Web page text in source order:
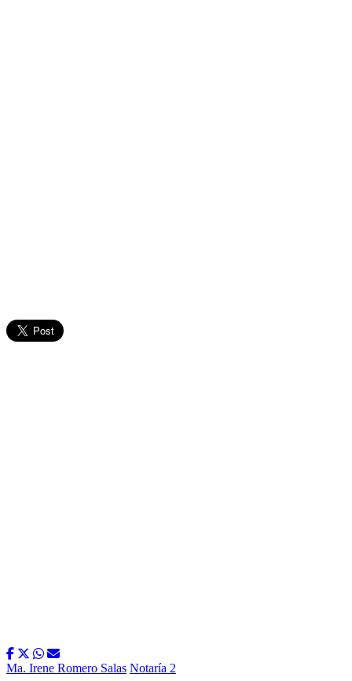
Ma. Irene Romero Salas Notaría 2